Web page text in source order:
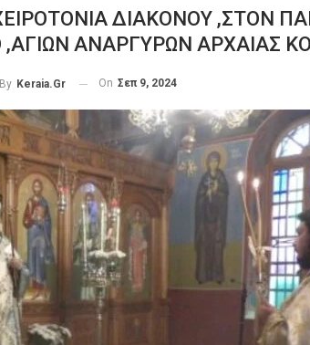
ΔΙΑΚΟΝΟΥ ,ΣΤΟΝ
ΑΝΑΡΓΥΡΩΝ ΑΡΧΑΙΑΣ
By Keraia.gr On Σεπ 9, 2024